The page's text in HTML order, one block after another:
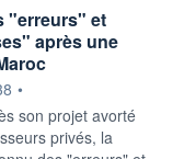
"erreurs" et
après une
•
son projet avorté
privés, la